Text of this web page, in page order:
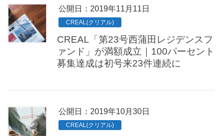
公開日： 2019年11月11日
CREAL(クリアル)
CREAL「第23号西蒲田レジデンスフ
ァンド」が満額成立｜100パーセント
募集達成は初号来23件連続に
公開日： 2019年10月30日
CREAL(クリアル)